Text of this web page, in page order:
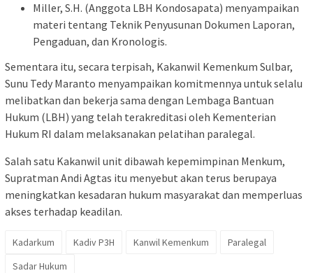
Miller, S.H. (Anggota LBH Kondosapata) menyampaikan
materi tentang Teknik Penyusunan Dokumen Laporan,
Pengaduan, dan Kronologis.
Sementara itu, secara terpisah, Kakanwil Kemenkum Sulbar,
Sunu Tedy Maranto menyampaikan komitmennya untuk selalu
melibatkan dan bekerja sama dengan Lembaga Bantuan
Hukum (LBH) yang telah terakreditasi oleh Kementerian
Hukum RI dalam melaksanakan pelatihan paralegal.
Salah satu Kakanwil unit dibawah kepemimpinan Menkum,
Supratman Andi Agtas itu menyebut akan terus berupaya
meningkatkan kesadaran hukum masyarakat dan memperluas
akses terhadap keadilan.
Kadarkum Kadiv P3H Kanwil Kemenkum
Paralegal
Sadar Hukum